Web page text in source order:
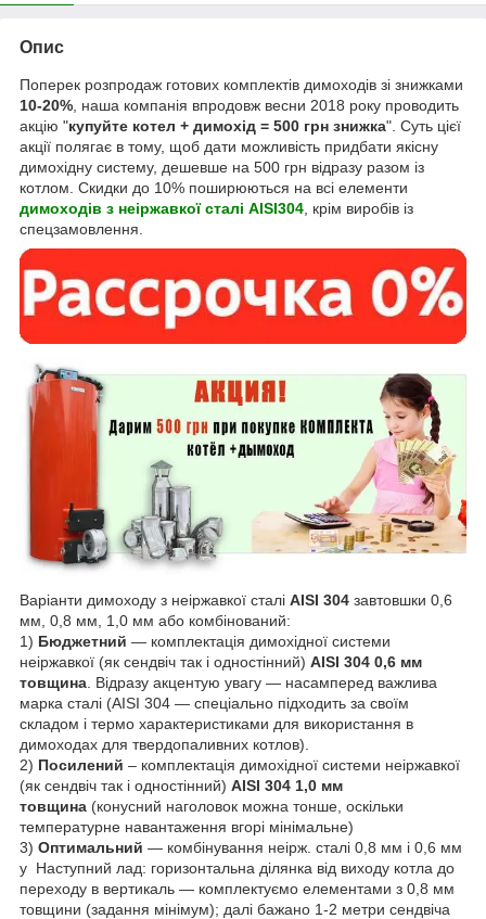
Опис
Поперек розпродаж готових комплектів димоходів зі знижками
10-20% , наша компанія впродовж весни 2018 року проводить
акцію "купуйте котел + димохід = 500 грн знижка". Суть цієї
акції полягає в тому, щоб дати можливість придбати якісну
димохідну систему, дешевше на 500 грн відразу разом із
котлом. Скидки до 10% поширюються на всі елементи
димоходів з неіржавкої сталі AISI304 , крім виробів із
спецзамовлення.
Варіанти димоходу з неіржавкої сталі AISI 304 завтовшки 0,6
мм, 0,8 мм, 1,0 мм або комбінований:
1) Бюджетний — комплектація димохідної системи
неіржавкої (як сендвіч так і одностінний) AISI 304 0,6 мм
товщина . Відразу акцентую увагу — насамперед важлива
марка сталі (AISI 304 — спеціально підходить за своїм
складом і термо характеристиками для використання в
димоходах для твердопаливних котлов).
2) Посилений – комплектація димохідної системи неіржавкої
(як сендвіч так і одностінний) AISI 304 1,0 мм
товщина (конусний наголовок можна тонше, оскільки
температурне навантаження вгорі мінімальне)
3) Оптимальний — комбінування неірж. сталі 0,8 мм і 0,6 мм
у Наступний лад: горизонтальна ділянка від виходу котла до
переходу в вертикаль — комплектуємо елементами з 0,8 мм
товщини (задання мінімум); далі бажано 1-2 метри сендвіча